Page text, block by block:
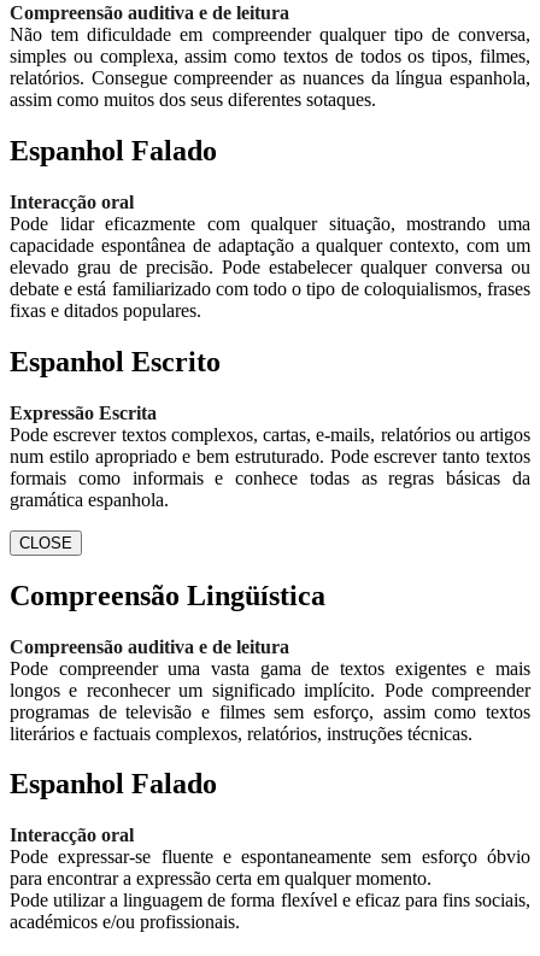
Compreensão auditiva e de leitura
Não tem dificuldade em compreender qualquer tipo de conversa,
simples ou complexa, assim como textos de todos os tipos, filmes,
relatórios. Consegue compreender as nuances da língua espanhola,
assim como muitos dos seus diferentes sotaques.
Espanhol Falado
Interacção oral
Pode lidar eficazmente com qualquer situação, mostrando uma
capacidade espontânea de adaptação a qualquer contexto, com um
elevado grau de precisão. Pode estabelecer qualquer conversa ou
debate e está familiarizado com todo o tipo de coloquialismos, frases
fixas e ditados populares.
Espanhol Escrito
Expressão Escrita
Pode escrever textos complexos, cartas, e-mails, relatórios ou artigos
num estilo apropriado e bem estruturado. Pode escrever tanto textos
formais como informais e conhece todas as regras básicas da
gramática espanhola.
CLOSE
Compreensão Lingüística
Compreensão auditiva e de leitura
Pode compreender uma vasta gama de textos exigentes e mais
longos e reconhecer um significado implícito. Pode compreender
programas de televisão e filmes sem esforço, assim como textos
literários e factuais complexos, relatórios, instruções técnicas.
Espanhol Falado
Interacção oral
Pode expressar-se fluente e espontaneamente sem esforço óbvio
para encontrar a expressão certa em qualquer momento.
Pode utilizar a linguagem de forma flexível e eficaz para fins sociais,
académicos e/ou profissionais.